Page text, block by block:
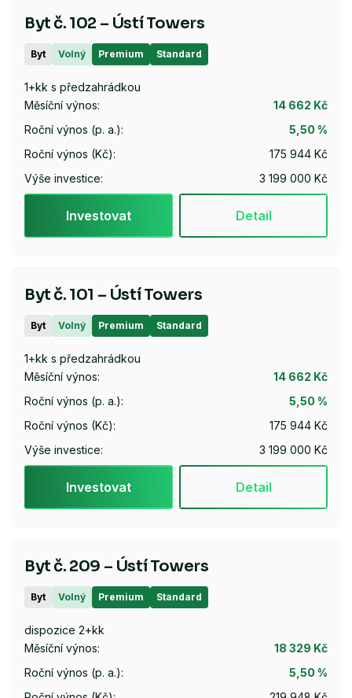
Byt č. 102 – Ústí Towers
Byt Volný Premium Standard
1+kk s předzahrádkou
Měsíční výnos:
14 662 Kč
Roční výnos (p. a.):
5,50 %
Roční výnos (Kč):
175 944 Kč
Výše investice:
3 199 000 Kč
Investovat Detail
Byt č. 101 – Ústí Towers
Byt Volný Premium Standard
1+kk s předzahrádkou
Měsíční výnos:
14 662 Kč
Roční výnos (p. a.):
5,50 %
Roční výnos (Kč):
175 944 Kč
Výše investice:
3 199 000 Kč
Investovat Detail
Byt č. 209 – Ústí Towers
Byt Volný Premium Standard
dispozice 2+kk
Měsíční výnos:
18 329 Kč
Roční výnos (p. a.):
5,50 %